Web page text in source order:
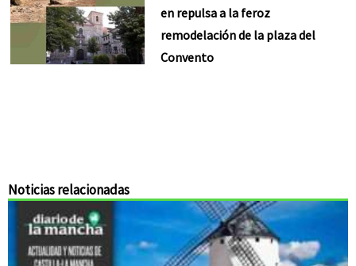
en repulsa a la feroz
remodelación de la plaza del
Convento
Noticias relacionadas